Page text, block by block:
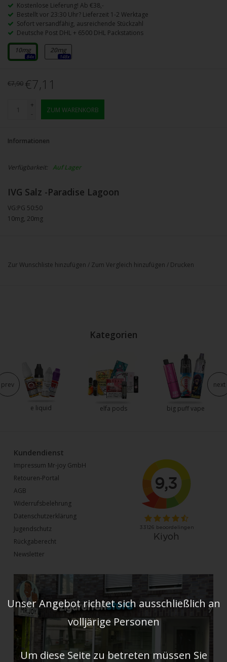
Kostenlose Lieferung! Ab €38,-
Bestellt vor 23:30 Uhr? Lieferzeit 1-2 Werktage
Sofort versandfähig, ausreichende Stückzahl
Deutsche Post DHL + 6500 DHL Packstations
10mg
84x
20mg
148x
€7,90 €7,11
+
-
ZUM WARENKORB
Informationen
Verfügbarkeit: Auf Lager
IVG Salz -Paradise Lagoon
VG:PG 50:50
10mg, 20mg
Zur Wunschliste hinzufügen / Zum Vergleich hinzufügen / Drucken
Kategorien
e liquid elfa pods big puff vape
prev next
Kundendienst
Impressum Mr-joy GmbH
Retouren-Portal
AGB
Widerrufsbelehrung
Datenschutzerklärung
Jugendschutz
Rückgaberecht
Newsletter
Unser Angebot richtet sich ausschließlich an
volljärige Personen
Um diese Seite zu betreten müssen Sie